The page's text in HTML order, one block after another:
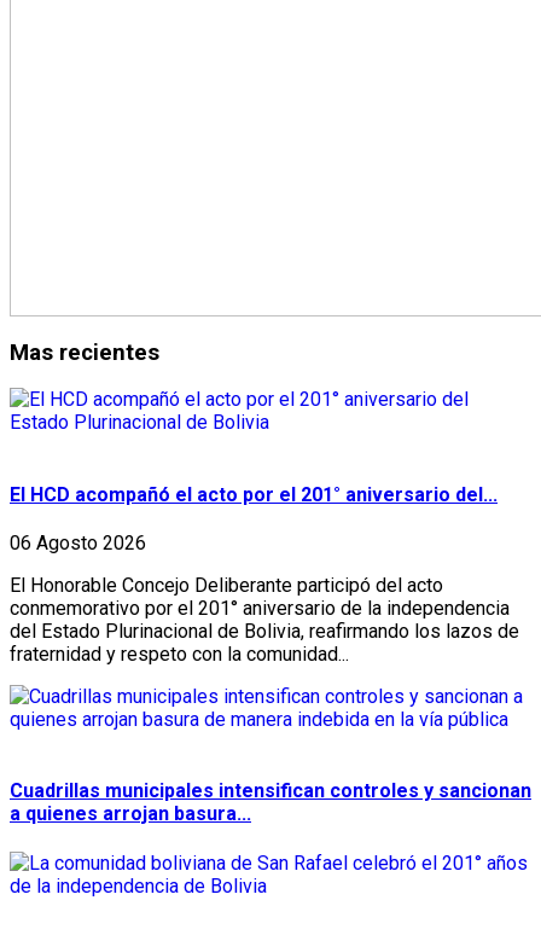
Mas recientes
El HCD acompañó el acto por el 201° aniversario del...
06 Agosto 2026
El Honorable Concejo Deliberante participó del acto
conmemorativo por el 201° aniversario de la independencia
del Estado Plurinacional de Bolivia, reafirmando los lazos de
fraternidad y respeto con la comunidad...
Cuadrillas municipales intensifican controles y sancionan
a quienes arrojan basura...